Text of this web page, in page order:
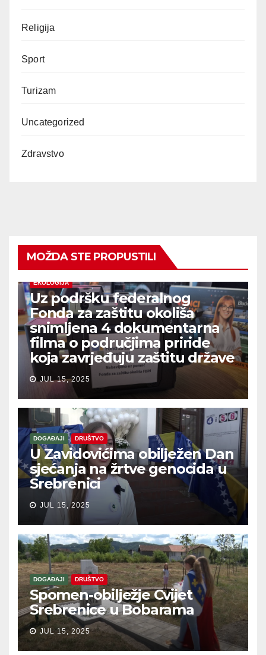
Religija
Sport
Turizam
Uncategorized
Zdravstvo
MOŽDA STE PROPUSTILI
EKOLOGIJA
Uz podršku federalnog
Fonda za zaštitu okoliša
snimljena 4 dokumentarna
filma o područjima priride
koja zavrjeđuju zaštitu države
JUL 15, 2025
DOGAĐAJI DRUŠTVO
U Zavidovićima obilježen Dan
sjećanja na žrtve genocida u
Srebrenici
JUL 15, 2025
DOGAĐAJI DRUŠTVO
Spomen-obilježje Cvijet
Srebrenice u Bobarama
JUL 15, 2025